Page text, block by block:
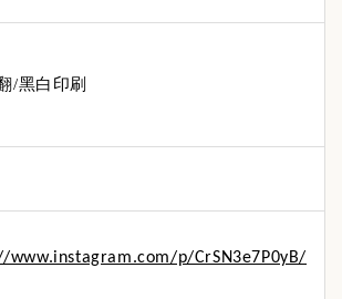
/黑白印刷
www.instagram.com/p/CrSN3e7P0yB/